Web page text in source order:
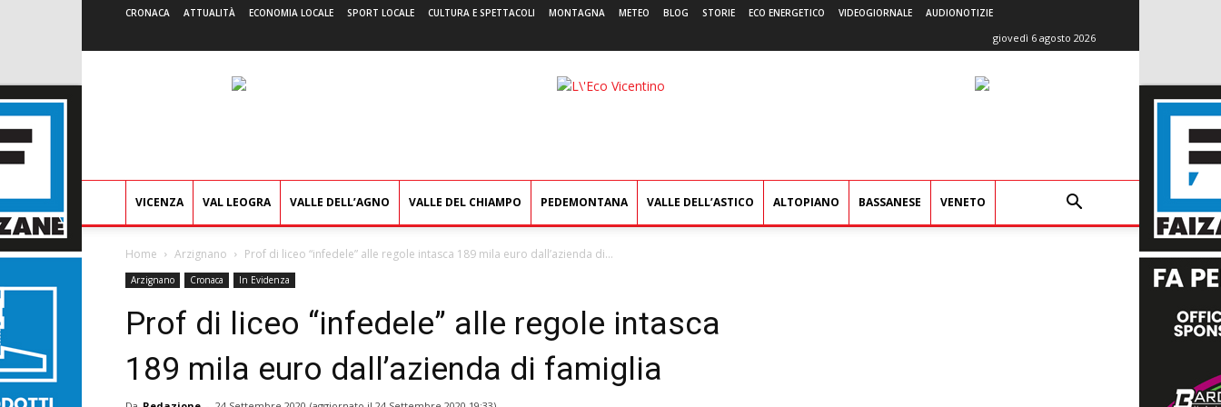
CRONACA ATTUALITÀ ECONOMIA LOCALE SPORT LOCALE CULTURA E SPETTACOLI MONTAGNA METEO BLOG STORIE ECO ENERGETICO VIDEOGIORNALE AUDIONOTIZIE
giovedì 6 agosto 2026
L'Eco
VICENZA VAL LEOGRA VALLE DELL’AGNO VALLE DEL CHIAMPO PEDEMONTANA VALLE DELL’ASTICO ALTOPIANO BASSANESE VENETO
Home Arzignano Prof di liceo “infedele” alle regole intasca 189 mila euro dall’azienda di...
Arzignano Cronaca In Evidenza
Prof di liceo “infedele” alle regole intasca
189 mila euro dall’azienda di famiglia